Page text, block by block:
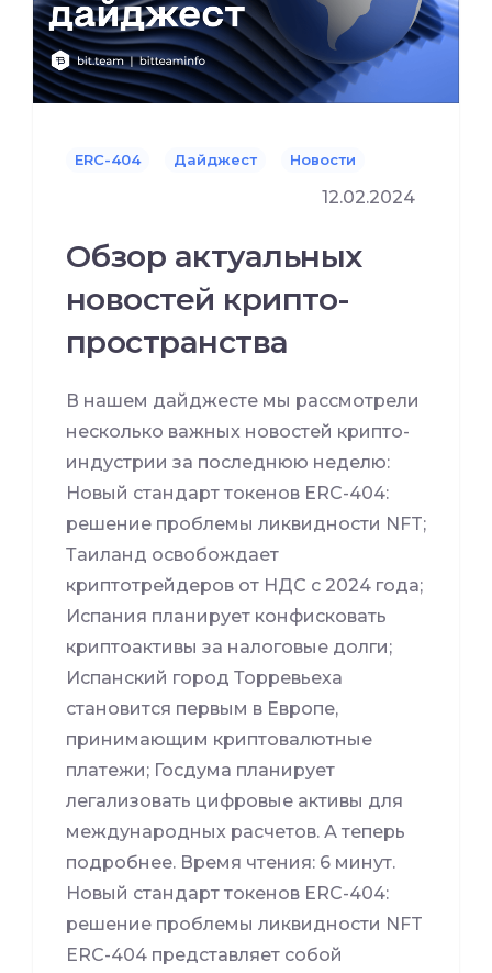
ERC-404 Дайджест Новости
12.02.2024
Обзор актуальных
новостей крипто-
пространства
В нашем дайджесте мы рассмотрели
несколько важных новостей крипто-
индустрии за последнюю неделю:
Новый стандарт токенов ERC-404:
решение проблемы ликвидности NFT;
Таиланд освобождает
криптотрейдеров от НДС с 2024 года;
Испания планирует конфисковать
криптоактивы за налоговые долги;
Испанский город Торревьеха
становится первым в Европе,
принимающим криптовалютные
платежи; Госдума планирует
легализовать цифровые активы для
международных расчетов. А теперь
подробнее. Время чтения: 6 минут.
Новый стандарт токенов ERC-404:
решение проблемы ликвидности NFT
ERC-404 представляет собой